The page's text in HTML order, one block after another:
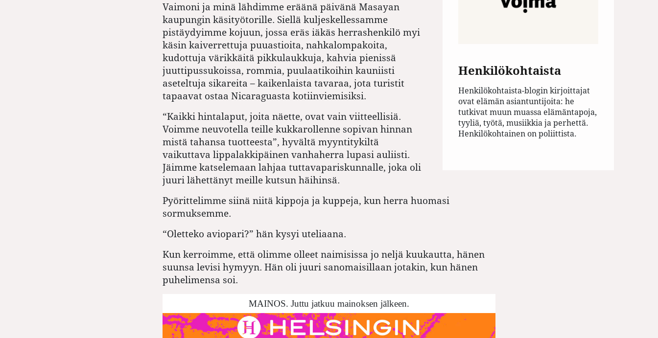
Henkilökohtaista
Henkilökohtaista-blogin kirjoittajat
ovat elämän asiantuntijoita: he
tutkivat muun muassa elämäntapoja,
tyyliä, työtä, musiikkia ja perhettä.
Henkilökohtainen on poliittista.
Vaimoni ja minä lähdimme eräänä päivänä Masayan
kaupungin käsityötorille. Siellä kuljeskellessamme
pistäydyimme kojuun, jossa eräs iäkäs herrashenkilö myi
käsin kaiverrettuja puuastioita, nahkalompakoita,
kudottuja värikkäitä pikkulaukkuja, kahvia pienissä
juuttipussukoissa, rommia, puulaatikoihin kauniisti
aseteltuja sikareita – kaikenlaista tavaraa, jota turistit
tapaavat ostaa Nicaraguasta kotiinviemisiksi.
“Kaikki hintalaput, joita näette, ovat vain viitteellisiä.
Voimme neuvotella teille kukkarollenne sopivan hinnan
mistä tahansa tuotteesta”, hyvältä myyntitykiltä
vaikuttava lippalakkipäinen vanhaherra lupasi auliisti.
Jäimme katselemaan lahjaa tuttavapariskunnalle, joka oli
juuri lähettänyt meille kutsun häihinsä.
Pyörittelimme siinä niitä kippoja ja kuppeja, kun herra huomasi
sormuksemme.
“Oletteko aviopari?” hän kysyi uteliaana.
Kun kerroimme, että olimme olleet naimisissa jo neljä kuukautta, hänen
suunsa levisi hymyyn. Hän oli juuri sanomaisillaan jotakin, kun hänen
puhelimensa soi.
MAINOS. Juttu jatkuu mainoksen jälkeen.